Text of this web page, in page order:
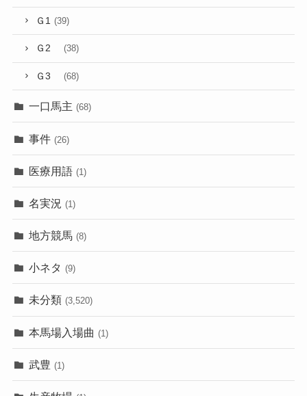
Ｇ1 (39)
Ｇ2 (38)
Ｇ3 (68)
一口馬主 (68)
事件 (26)
医療用語 (1)
名実況 (1)
地方競馬 (8)
小ネタ (9)
未分類 (3,520)
本馬場入場曲 (1)
武豊 (1)